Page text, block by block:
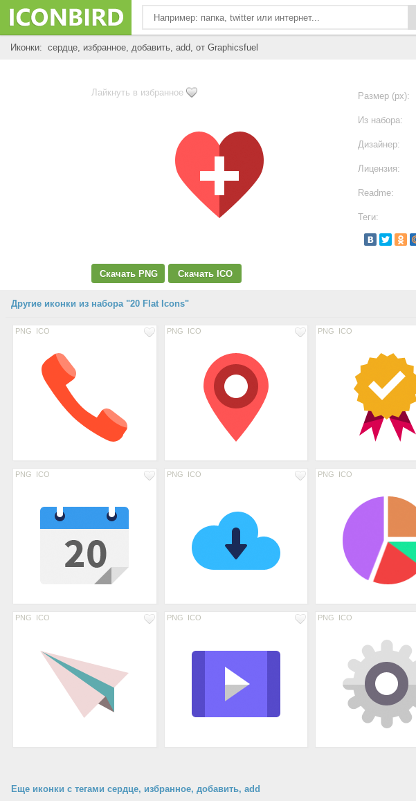
Иконки: сердце, избранное, добавить, add, от Graphicsfuel
Лайкнуть в избранное
Скачать PNG Скачать ICO
Размер (px):
Из набора:
Дизайнер:
Лицензия:
Readme:
Теги:
Другие иконки из набора "20 Flat Icons"
PNG ICO PNG ICO PNG ICO
PNG ICO PNG ICO PNG ICO
PNG ICO PNG ICO PNG ICO
Еще иконки с тегами сердце, избранное, добавить, add